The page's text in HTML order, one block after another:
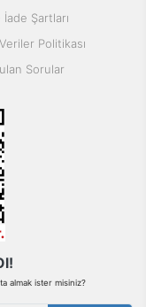
Şartları
Politikası
Sorular
almak ister misiniz?